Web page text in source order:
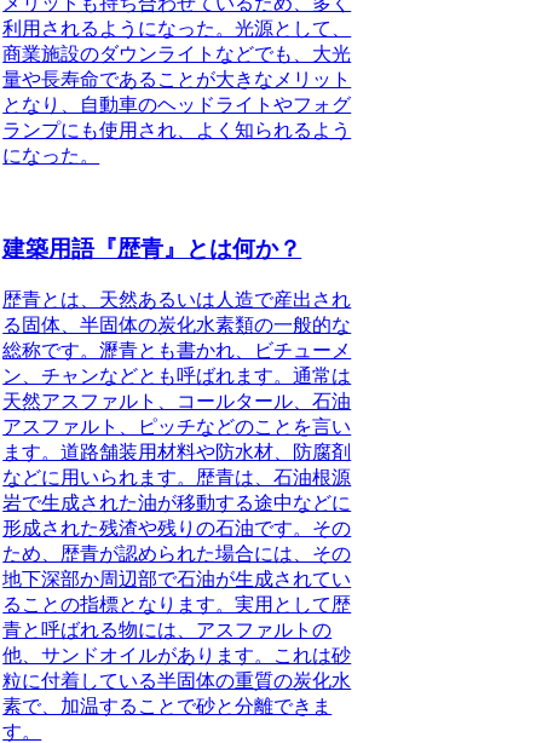
利用されるようになった。光源として、
商業施設のダウンライトなどでも、大光
量や長寿命であることが大きなメリット
となり、自動車のヘッドライトやフォグ
ランプにも使用され、よく知られるよう
になった。
建築用語『歴青』とは何か？
歴青とは、天然あるいは人造で産出され
る固体、半固体の炭化水素類の一般的な
総称です。瀝青とも書かれ、ビチューメ
ン、チャンなどとも呼ばれます。通常は
天然アスファルト、コールタール、石油
アスファルト、ピッチなどのことを言い
ます。道路舗装用材料や防水材、防腐剤
などに用いられます。歴青は、石油根源
岩で生成された油が移動する途中などに
形成された残渣や残りの石油です。その
ため、歴青が認められた場合には、その
地下深部か周辺部で石油が生成されてい
ることの指標となります。実用として歴
青と呼ばれる物には、アスファルトの
他、サンドオイルがあります。これは砂
粒に付着している半固体の重質の炭化水
素で、加温することで砂と分離できま
す。